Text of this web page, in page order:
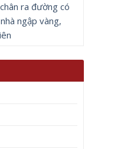
ra đường có
ngập vàng,